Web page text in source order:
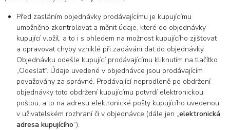
Před zasláním objednávky prodávajícímu je kupujícímu
umožněno zkontrolovat a měnit údaje, které do objednávky
kupující vložil, a to i s ohledem na možnost kupujícího zjišťovat
a opravovat chyby vzniklé při zadávání dat do objednávky.
Objednávku odešle kupující prodávajícímu kliknutím na tlačítko
„Odeslat“. Údaje uvedené v objednávce jsou prodávajícím
považovány za správné. Prodávající neprodleně po obdržení
objednávky toto obdržení kupujícímu potvrdí elektronickou
poštou, a to na adresu elektronické pošty kupujícího uvedenou
v uživatelském rozhraní či v objednávce (dále jen „elektronická
adresa kupujícího“).